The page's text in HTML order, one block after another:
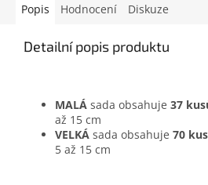
Popis Hodnocení Diskuze
Detailní popis produktu
MALÁ sada obsahuje 37
až 15 cm
VELKÁ sada obsahuje 70
5 až 15 cm